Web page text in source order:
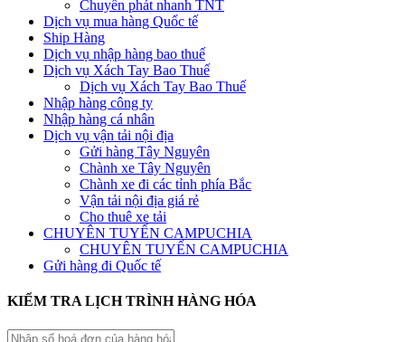
Chuyển phát nhanh TNT
Dịch vụ mua hàng Quốc tế
Ship Hàng
Dịch vụ nhập hàng bao thuế
Dịch vụ Xách Tay Bao Thuế
Dịch vụ Xách Tay Bao Thuế
Nhập hàng công ty
Nhập hàng cá nhân
Dịch vụ vận tải nội địa
Gửi hàng Tây Nguyên
Chành xe Tây Nguyên
Chành xe đi các tỉnh phía Bắc
Vận tải nội địa giá rẻ
Cho thuê xe tải
CHUYÊN TUYẾN CAMPUCHIA
CHUYÊN TUYẾN CAMPUCHIA
Gửi hàng đi Quốc tế
KIỂM TRA LỊCH TRÌNH HÀNG HÓA